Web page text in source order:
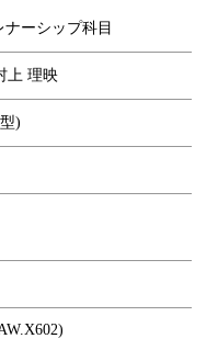
ナーシップ科目
上 理映
)